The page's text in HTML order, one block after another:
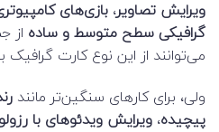
ویرایش تصاویر، بازی‌های
گرافیکی سطح متوسط و ساده از
می‌توانند از این نوع کارت گرافیک
ولی، برای کارهای سنگین‌تر مانند
پیچیده، ویرایش ویدئوهای با